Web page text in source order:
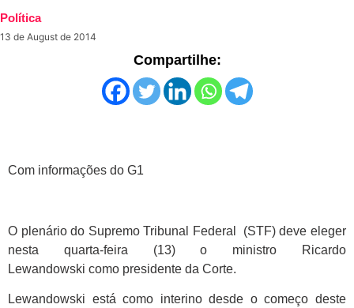
Política
13 de August de 2014
Compartilhe:
Com informações do G1
O plenário do Supremo Tribunal Federal (STF) deve eleger
nesta quarta-feira (13) o ministro Ricardo
Lewandowski como presidente da Corte.
Lewandowski está como interino desde o começo deste